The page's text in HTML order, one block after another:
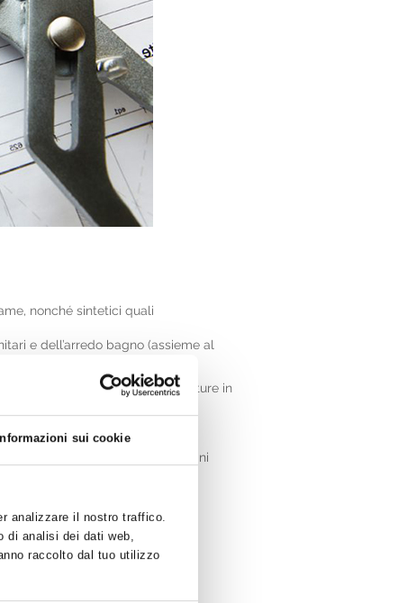
sui cookie
analizzare il nostro traffico.
analisi dei dati web,
raccolto dal tuo utilizzo
nonché sintetici quali
e dell’arredo bagno (assieme al
barriera antivapore, finiture in
media e bassa pressione, per ogni
dichiarazione di conformità